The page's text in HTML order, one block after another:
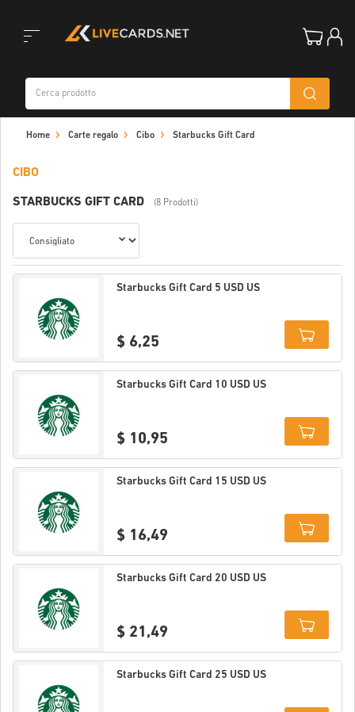
Home Carte regalo Cibo Starbucks Gift Card
CIBO
STARBUCKS GIFT CARD (8 Prodotti)
Starbucks Gift Card 5 USD US
$ 6,25
Details
Starbucks Gift Card 10 USD US
$ 10,95
Details
Starbucks Gift Card 15 USD US
$ 16,49
Details
Starbucks Gift Card 20 USD US
$ 21,49
Details
Starbucks Gift Card 25 USD US